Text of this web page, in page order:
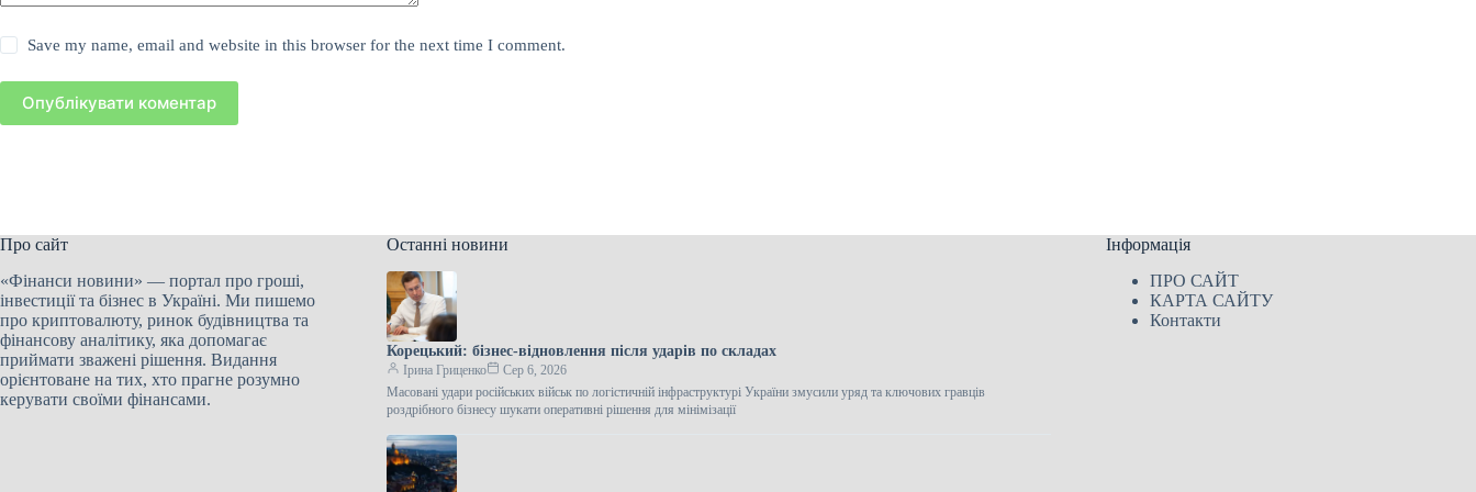
Save my name, email and website in this browser for the next time I comment.
Опублікувати коментар
Про сайт
«Фінанси новини» — портал про гроші,
інвестиції та бізнес в Україні. Ми пишемо
про криптовалюту, ринок будівництва та
фінансову аналітику, яка допомагає
приймати зважені рішення. Видання
орієнтоване на тих, хто прагне розумно
керувати своїми фінансами.
Останні новини
Корецький: бізнес-відновлення після ударів по складах
Ірина Гриценко
Сер 6, 2026
Масовані удари російських військ по логістичній інфраструктурі України змусили уряд та ключових гравців
роздрібного бізнесу шукати оперативні рішення для мінімізації
Інформація
ПРО САЙТ
КАРТА САЙТУ
Контакти